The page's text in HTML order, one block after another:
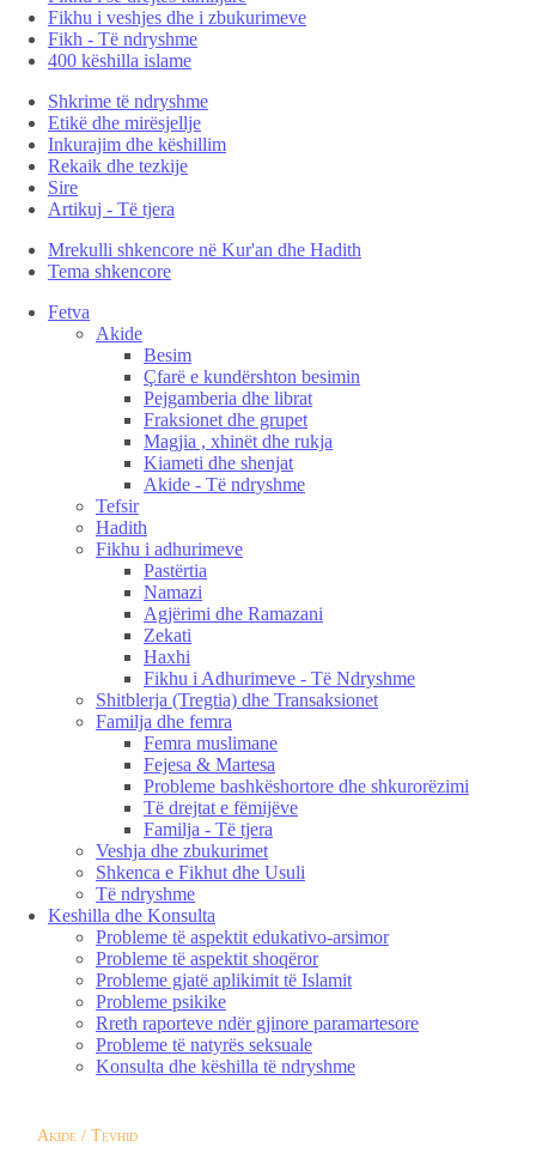
Fikhu i veshjes dhe i zbukurimeve
Fikh - Të ndryshme
400 këshilla islame
Shkrime të ndryshme
Etikë dhe mirësjellje
Inkurajim dhe këshillim
Rekaik dhe tezkije
Sire
Artikuj - Të tjera
Mrekulli shkencore në Kur'an dhe Hadith
Tema shkencore
Fetva
Akide
Besim
Çfarë e kundërshton besimin
Pejgamberia dhe librat
Fraksionet dhe grupet
Magjia , xhinët dhe rukja
Kiameti dhe shenjat
Akide - Të ndryshme
Tefsir
Hadith
Fikhu i adhurimeve
Pastërtia
Namazi
Agjërimi dhe Ramazani
Zekati
Haxhi
Fikhu i Adhurimeve - Të Ndryshme
Shitblerja (Tregtia) dhe Transaksionet
Familja dhe femra
Femra muslimane
Fejesa & Martesa
Probleme bashkëshortore dhe shkurorëzimi
Të drejtat e fëmijëve
Familja - Të tjera
Veshja dhe zbukurimet
Shkenca e Fikhut dhe Usuli
Të ndryshme
Keshilla dhe Konsulta
Probleme të aspektit edukativo-arsimor
Probleme të aspektit shoqëror
Probleme gjatë aplikimit të Islamit
Probleme psikike
Rreth raporteve ndër gjinore paramartesore
Probleme të natyrës seksuale
Konsulta dhe këshilla të ndryshme
Akide / Tevhid